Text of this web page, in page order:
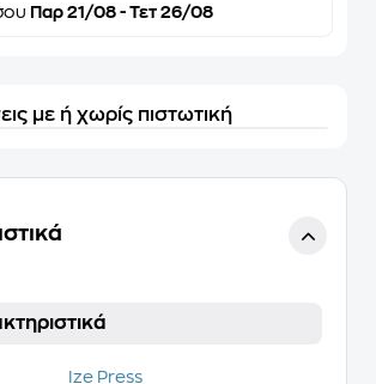
Παρ 21/08 - Τετ 26/08
με ή χωρίς πιστωτική
Ize Press